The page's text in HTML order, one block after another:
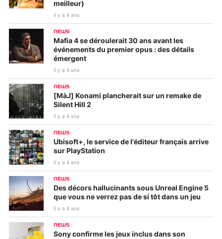
meilleur)
Il y a 4 ans
NEWS
Mafia 4 se déroulerait 30 ans avant les
événements du premier opus : des détails
émergent
Il y a 4 ans
NEWS
[MàJ] Konami plancherait sur un remake de
Silent Hill 2
Il y a 4 ans
NEWS
Ubisoft+, le service de l'éditeur français arrive
sur PlayStation
Il y a 4 ans
NEWS
Des décors hallucinants sous Unreal Engine 5
que vous ne verrez pas de si tôt dans un jeu
Il y a 4 ans
NEWS
Sony confirme les jeux inclus dans son